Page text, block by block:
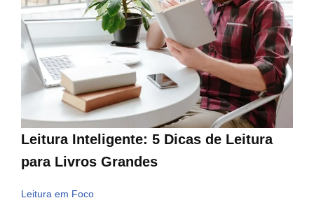
Leitura Inteligente: 5 Dicas de Leitura
para Livros Grandes
Leitura em Foco